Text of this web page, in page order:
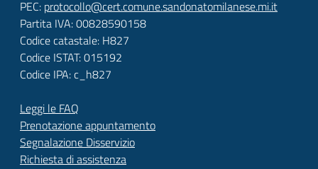
PEC: protocollo@cert.comune.sandonatomilanese.mi.it
Partita IVA: 00828590158
Codice catastale: H827
Codice ISTAT: 015192
Codice IPA: c_h827
Leggi le FAQ
Prenotazione appuntamento
Segnalazione Disservizio
Richiesta di assistenza